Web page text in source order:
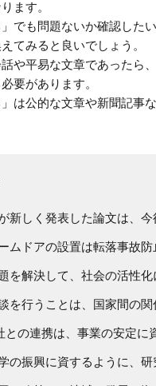
ます。
」でも問題ないか確認し
てみると良いでしょう。
や平易な文章であったら
要があります。
」は公的な文章や新聞記
新しく発表した論文は、今
ムドアの設置は転落事故防
を解決して、社会の活性
を行うことは、国家間の関
との連携は、事業の安定に
の振興に資するように、研